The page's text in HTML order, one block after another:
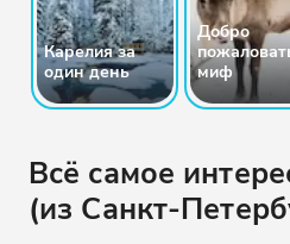
Карелия за
один день
Добро
миф
Всё самое
(из Санкт-